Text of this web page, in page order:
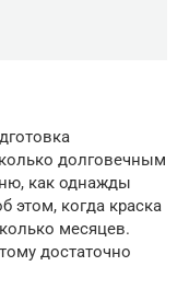
долговечным
как однажды
этом, когда краска
месяцев.
достаточно